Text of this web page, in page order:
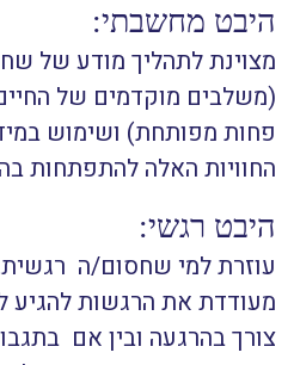
היבט מחשבתי:
מצוינת לתהליך מודע של
(משלבים מוקדמים של
פחות מפותחת) ושימוש
החוויות האלה להתפתחות
היבט רגשי:
עוזרת למי שחסום/ה
מעודדת את הרגשות להגיע
צורך בהרגעה ובין אם